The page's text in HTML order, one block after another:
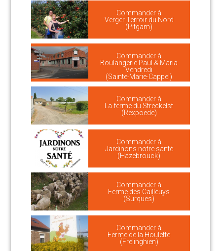
Commander à
Verger Terroir du Nord
(Pitgam)
Commander à
Boulangerie Paul & Maria
Vendredi
(Sainte-Marie-Cappel)
Commander à
La ferme du Streckelst
(Rexpoëde)
Commander à
Jardinons notre santé
(Hazebrouck)
Commander à
Ferme des Cailleuys
(Surques)
Commander à
Ferme de la Houlette
(Frelinghien)